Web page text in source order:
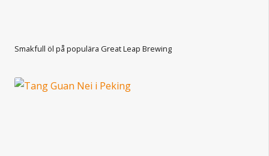
Smakfull öl på populära Great Leap Brewing